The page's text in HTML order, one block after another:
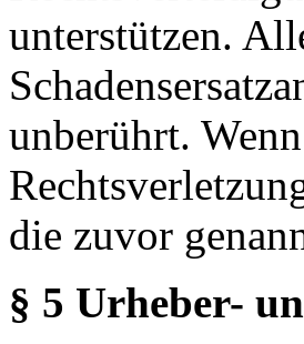
unterstützen.
unberührt.
die zuvor
§ 5 Urheber-